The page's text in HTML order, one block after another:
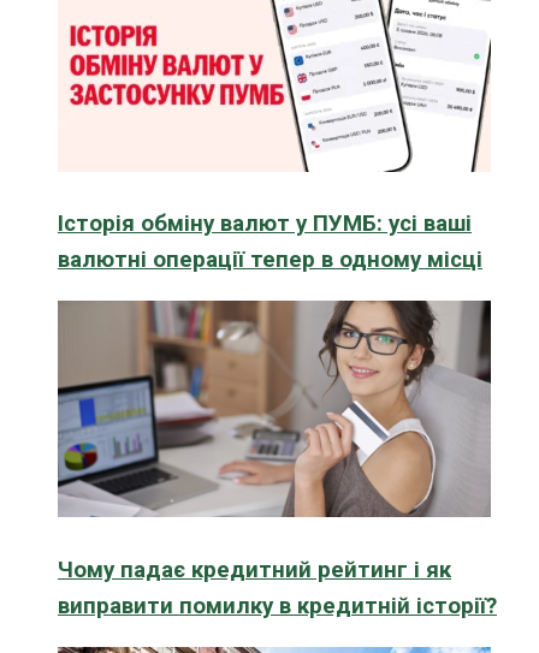
Історія обміну валют у ПУМБ: усі ваші
валютні операції тепер в одному місці
Чому падає кредитний рейтинг і як
виправити помилку в кредитній історії?